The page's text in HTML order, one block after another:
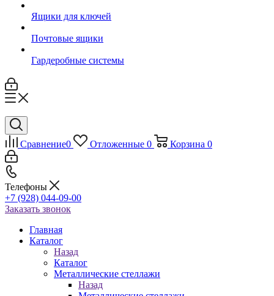
Ящики для ключей
Почтовые ящики
Гардеробные системы
Сравнение0 Отложенные 0 Корзина 0
Телефоны
+7 (928) 044-09-00
Заказать звонок
Главная
Каталог
Назад
Каталог
Металлические стеллажи
Назад